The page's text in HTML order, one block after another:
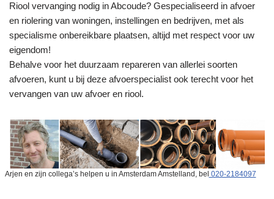
Riool vervanging nodig in Abcoude? Gespecialiseerd in afvoer
en riolering van woningen, instellingen en bedrijven, met als
specialisme onbereikbare plaatsen, altijd met respect voor uw
eigendom!
Behalve voor het duurzaam repareren van allerlei soorten
afvoeren, kunt u bij deze afvoerspecialist ook terecht voor het
vervangen van uw afvoer en riool.
Arjen en zijn collega’s helpen u in Amsterdam Amstelland, bel 020-2184097